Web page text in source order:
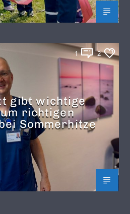
1 2
gibt wichtige
richtigen
Sommerhitze